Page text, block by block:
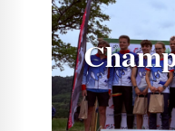
Champions